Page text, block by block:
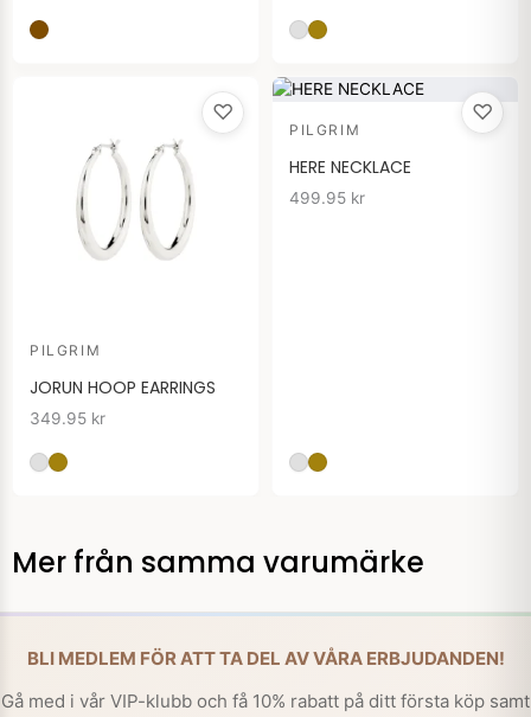
♡
PILGRIM
JORUN HOOP EARRINGS
349.95 kr
♡
PILGRIM
HERE NECKLACE
499.95 kr
Mer från samma varumärke
BLI MEDLEM FÖR ATT TA DEL AV VÅRA ERBJUDANDEN!
Gå med i vår VIP-klubb och få 10% rabatt på ditt första köp samt